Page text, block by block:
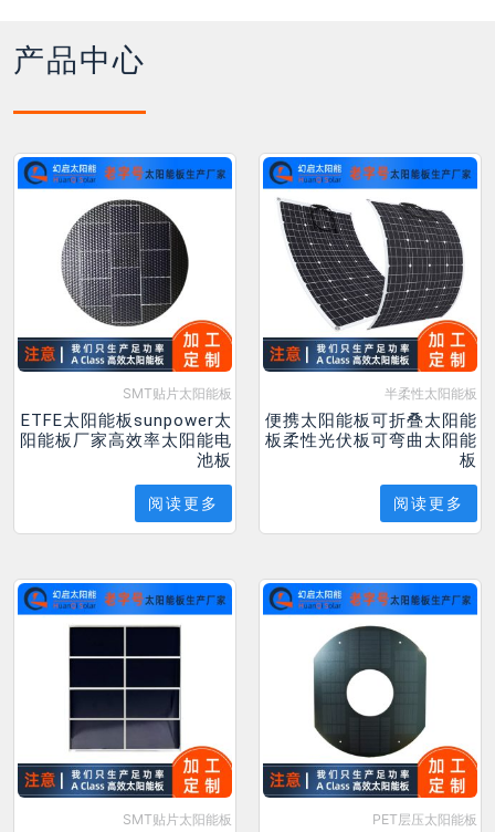
产品中心
SMT贴片太阳能板
ETFE太阳能板sunpower太
阳能板厂家高效率太阳能电
池板
阅读更多
半柔性太阳能板
便携太阳能板可折叠太阳能
板柔性光伏板可弯曲太阳能
板
阅读更多
SMT贴片太阳能板 PET层压太阳能板